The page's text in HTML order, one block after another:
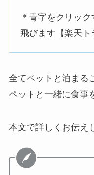
＊青字をクリッ
飛びます【楽天ト
全てペットと泊まる
ペットと一緒に食事
本文で詳しくお伝え